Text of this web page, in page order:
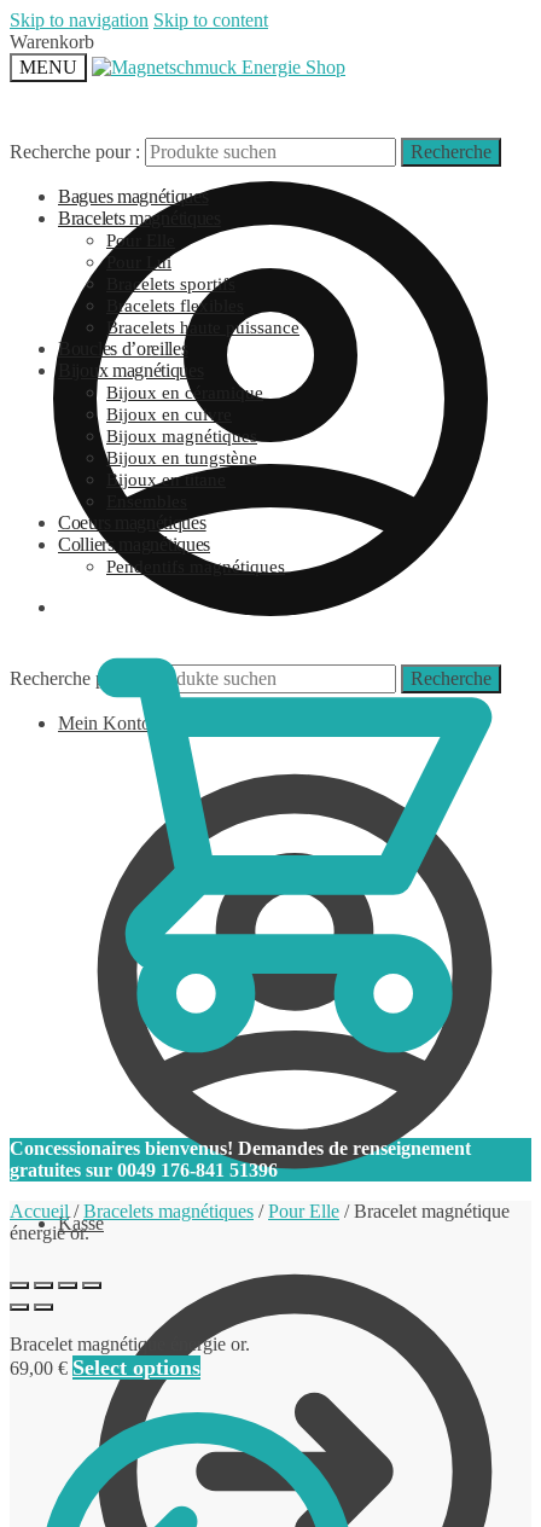
Skip to navigation Skip to content
Warenkorb
MENU
Recherche pour : Recherche
Mein Konto
Kasse
Recherche pour : Recherche
Bagues magnétiques
Bracelets magnétiques
Pour Elle
Pour Lui
Bracelets sportifs
Bracelets flexibles
Bracelets haute puissance
Boucles d’oreilles
Bijoux magnétiques
Bijoux en céramique
Bijoux en cuivre
Bijoux magnétiques
Bijoux en tungstène
Bijoux en titane
Ensembles
Coeurs magnétiques
Colliers magnétiques
Pendentifs magnétiques
Concessionaires bienvenus! Demandes de renseignement
gratuites sur 0049 176-841 51396
Accueil /Bracelets magnétiques /Pour Elle /Bracelet magnétique
énergie or.
Bracelet magnétique énergie or.
69,00 € Select options